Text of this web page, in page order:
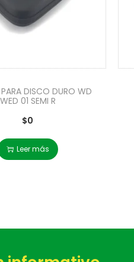
DISCO DURO WD
WED 01 SEMI R
$0
Leer más